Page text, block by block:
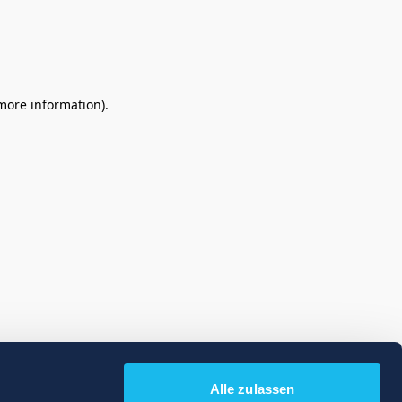
Alle zulassen
information).